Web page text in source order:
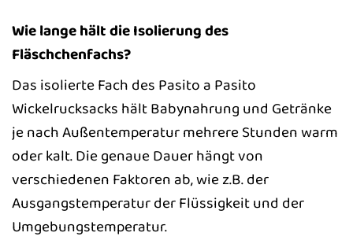
Wie lange hält die Isolierung des
Fläschchenfachs?
Das isolierte Fach des Pasito a Pasito
Wickelrucksacks hält Babynahrung und Getränke
je nach Außentemperatur mehrere Stunden warm
oder kalt. Die genaue Dauer hängt von
verschiedenen Faktoren ab, wie z.B. der
Ausgangstemperatur der Flüssigkeit und der
Umgebungstemperatur.